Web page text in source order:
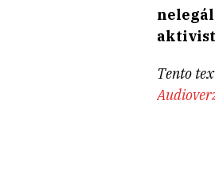
Tento